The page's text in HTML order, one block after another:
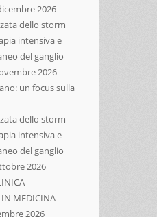
2026
dello storm
intensiva e
del ganglio
2026
un focus sulla
dello storm
intensiva e
del ganglio
2026
MEDICINA
2026